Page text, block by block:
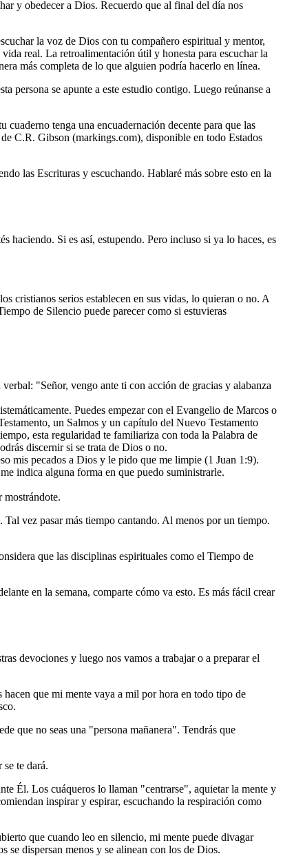
y obedecer a Dios. Recuerdo que al final del día nos
la voz de Dios con tu compañero espiritual y mentor,
real. La retroalimentación útil y honesta para escuchar la
más completa de lo que alguien podría hacerlo en línea.
persona se apunte a este estudio contigo. Luego reúnanse a
tenga una encuadernación decente para que las
C.R. Gibson (markings.com), disponible en todo Estados
las Escrituras y escuchando. Hablaré más sobre esto en la
haciendo. Si es así, estupendo. Pero incluso si ya lo haces, es
cristianos serios establecen en sus vidas, lo quieran o no. A
de Silencio puede parecer como si estuvieras
"Señor, vengo ante ti con acción de gracias y alabanza
Puedes empezar con el Evangelio de Marcos o
un Salmos y un capítulo del Nuevo Testamento
esta regularidad te familiariza con toda la Palabra de
discernir si se trata de Dios o no.
mis pecados a Dios y le pido que me limpie (1 Juan 1:9).
indica alguna forma en que puedo suministrarle.
mostrándote.
vez pasar más tiempo cantando. Al menos por un tiempo.
que las disciplinas espirituales como el Tiempo de
en la semana, comparte cómo va esto. Es más fácil crear
devociones y luego nos vamos a trabajar o a preparar el
que mi mente vaya a mil por hora en todo tipo de
que no seas una "persona mañanera". Tendrás que
te dará.
Él. Los cuáqueros lo llaman "centrarse", aquietar la mente y
inspirar y espirar, escuchando la respiración como
que cuando leo en silencio, mi mente puede divagar
se dispersan menos y se alinean con los de Dios.